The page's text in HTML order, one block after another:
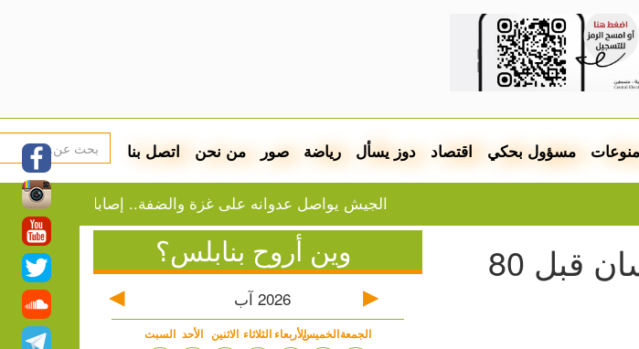
منوعات مسؤول بحكي اقتصاد دوز يسأل رياضة صور من نحن اتصل بنا
الجيش يواصل عدوانه على غزة والضفة.. إصابات وقصف واعتقالات
دراسة: ممر في بلاد الشام ساعد الإنسان قبل 80 وين أروح بنابلس؟
2026 آب
السبت الأحد الاثنين الثلاثاء الأربعاءالخميسالجمعة